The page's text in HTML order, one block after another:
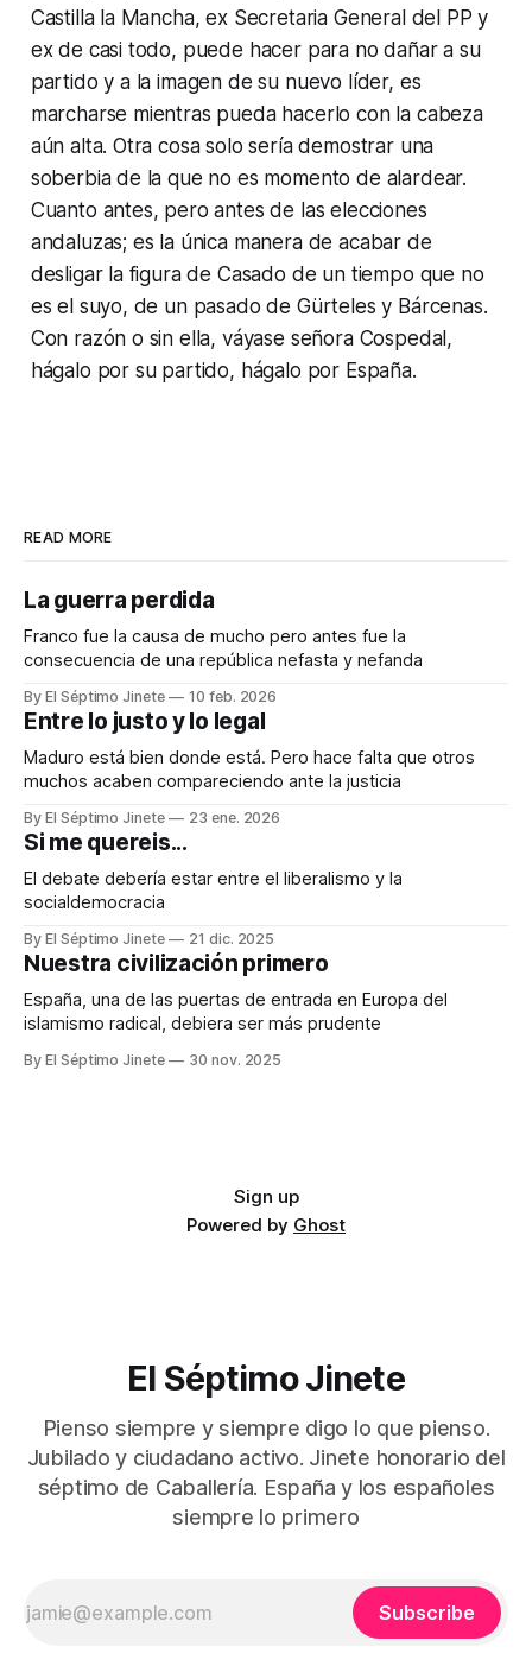
Castilla la Mancha, ex Secretaria General del PP y
ex de casi todo, puede hacer para no dañar a su
partido y a la imagen de su nuevo líder, es
marcharse mientras pueda hacerlo con la cabeza
aún alta. Otra cosa solo sería demostrar una
soberbia de la que no es momento de alardear.
Cuanto antes, pero antes de las elecciones
andaluzas; es la única manera de acabar de
desligar la figura de Casado de un tiempo que no
es el suyo, de un pasado de Gürteles y Bárcenas.
Con razón o sin ella, váyase señora Cospedal,
hágalo por su partido, hágalo por España.
READ MORE
La guerra perdida
Franco fue la causa de mucho pero antes fue la
consecuencia de una república nefasta y nefanda
By El Séptimo Jinete 10 feb. 2026
Entre lo justo y lo legal
Maduro está bien donde está. Pero hace falta que otros
muchos acaben compareciendo ante la justicia
By El Séptimo Jinete 23 ene. 2026
Si me quereis...
El debate debería estar entre el liberalismo y la
socialdemocracia
By El Séptimo Jinete 21 dic. 2025
Nuestra civilización primero
España, una de las puertas de entrada en Europa del
islamismo radical, debiera ser más prudente
By El Séptimo Jinete 30 nov. 2025
Sign up
Powered by Ghost
El Séptimo Jinete
Pienso siempre y siempre digo lo que pienso.
Jubilado y ciudadano activo. Jinete honorario del
séptimo de Caballería. España y los españoles
siempre lo primero
Subscribe